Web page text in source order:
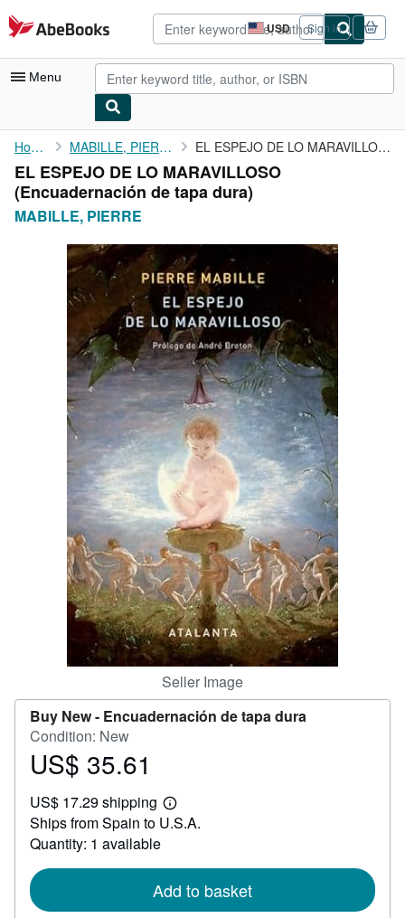
Skip to main content
AbeBooks.com USD
Site
shopping
preferences
Sign in
Menu
My Account
My Purchases
Advanced Search
Browse Collections
Rare Books
Art & Collectibles
Textbooks
Start Selling
CLOSE
Home MABILLE, PIERRE EL ESPEJO DE LO MARAVILLOSO
EL ESPEJO DE LO MARAVILLOSO
(Encuadernación de tapa dura)
MABILLE, PIERRE
Seller Image
Buy New - Encuadernación de tapa dura
Condition: New
Price
35.61
US$ 35.61
US$ 17.29 shipping
Learn
more
Ships from Spain to U.S.A.
Quantity: 1 available
Add to basket